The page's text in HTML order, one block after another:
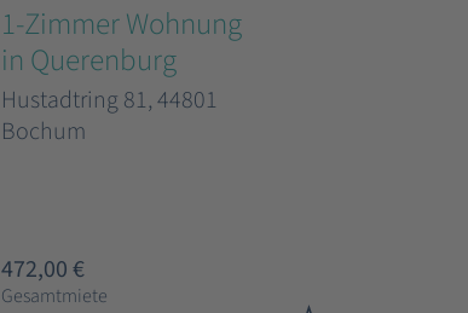
1-Zimmer Wohnung
in Querenburg
Hustadtring 81, 44801
Bochum
472,00 €
Gesamtmiete